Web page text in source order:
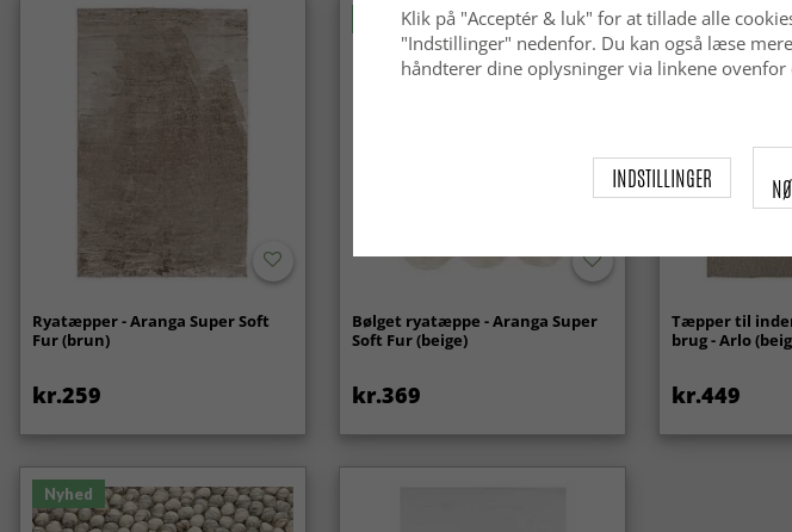
Ryatæpper - Aranga Super Soft
Fur (brun)
kr.259
Nyhed
Bølget ryatæppe - Aranga Super
Soft Fur (beige)
kr.369
Tæpper til
brug - Arlo
kr.449
Nyhed
Klik på "Acceptér & luk" for at tillade alle
"Indstillinger" nedenfor. Du kan også læse
håndterer dine oplysninger via linkene
INDSTILLINGER